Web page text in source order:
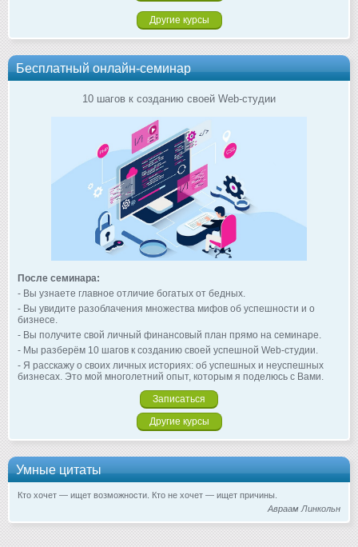
Другие курсы
Бесплатный онлайн-семинар
10 шагов к созданию своей Web-студии
После семинара:
- Вы узнаете главное отличие богатых от бедных.
- Вы увидите разоблачения множества мифов об успешности и о
бизнесе.
- Вы получите свой личный финансовый план прямо на семинаре.
- Мы разберём 10 шагов к созданию своей успешной Web-студии.
- Я расскажу о своих личных историях: об успешных и неуспешных
бизнесах. Это мой многолетний опыт, которым я поделюсь с Вами.
Записаться
Другие курсы
Умные цитаты
Кто хочет — ищет возможности. Кто не хочет — ищет причины.
Авраам Линкольн